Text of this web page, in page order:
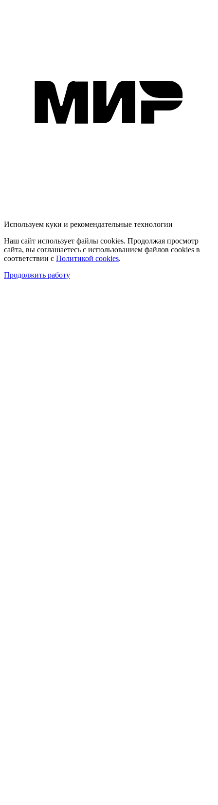
Используем куки и рекомендательные технологии
Наш сайт использует файлы cookies. Продолжая просмотр
сайта, вы соглашаетесь с использованием файлов cookies в
соответствии с Политикой cookies.
Продолжить работу